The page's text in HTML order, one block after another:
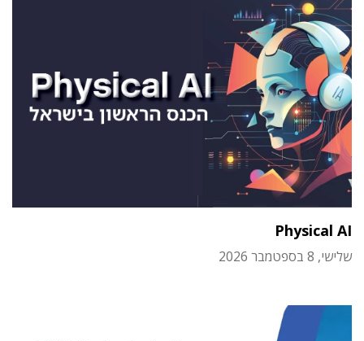
Physical AI
שלישי, 8 בספטמבר 2026